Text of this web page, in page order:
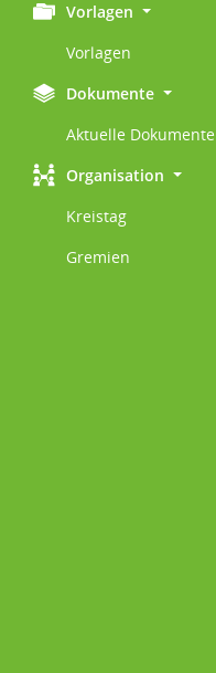
Vorlagen
Vorlagen
Dokumente
Aktuelle Dokumente
Organisation
Kreistag
Gremien